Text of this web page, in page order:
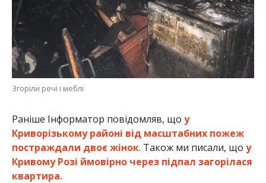
Згоріли речі і меблі
Раніше Інформатор повідомляв, що у
Криворізькому районі від масштабних пожеж
постраждали двоє жінок. Також ми писали, що у
Кривому Розі ймовірно через підпал загорілася
квартира.